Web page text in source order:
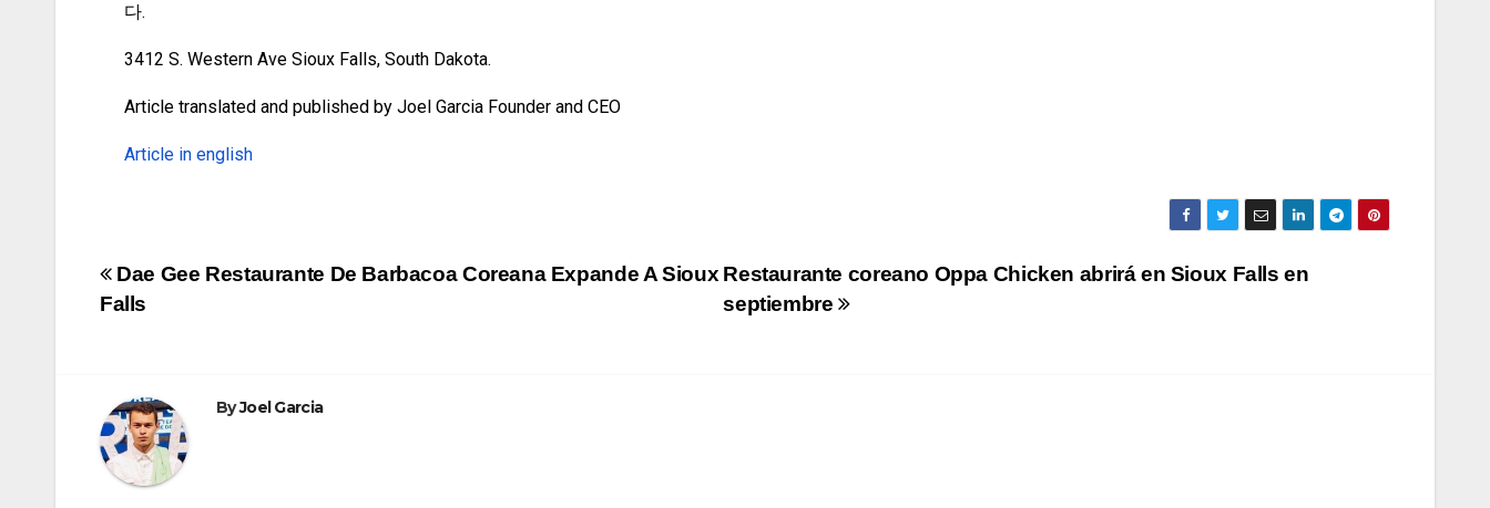
다.
3412 S. Western Ave Sioux Falls, South Dakota.
Article translated and published by Joel Garcia Founder and CEO
Article in english
Restaurante coreano Oppa Chicken abrirá en Sioux Falls en
septiembre
Dae Gee Restaurante De Barbacoa Coreana Expande A Sioux
Falls
ByJoel Garcia